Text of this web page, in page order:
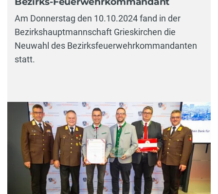
Am Donnerstag den 10.10.2024 fand in der
Bezirkshauptmannschaft Grieskirchen die
Neuwahl des Bezirksfeuerwehrkommandanten
statt.